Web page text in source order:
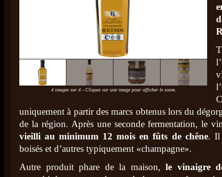
4 images sur 4 - Cliquez sur une image pour afficher le zoom.
uniquement à partir des marcs obtenus lors du
de la région. Après une seconde fermentation, le
vieilli au minimum 12 mois en fûts de chêne. Il
boisés et d’autres typiquement «champagne».
Autre produit phare de la maison, le vinaigre